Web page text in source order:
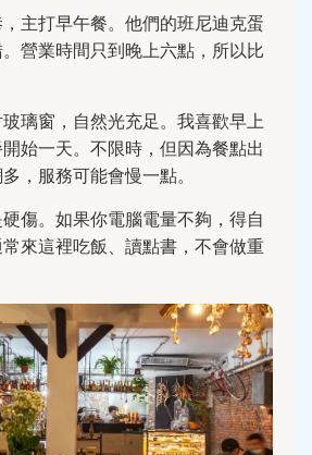
主打早午餐。他們的班尼迪克蛋
營業時間只到晚上六點，所以比
璃窗，自然光充足。我喜歡早上
始一天。不限時，但因為餐點出
，服務可能會慢一點。
傷。如果你電腦電量不夠，得自
來這裡吃飯、讀點書，不會做重